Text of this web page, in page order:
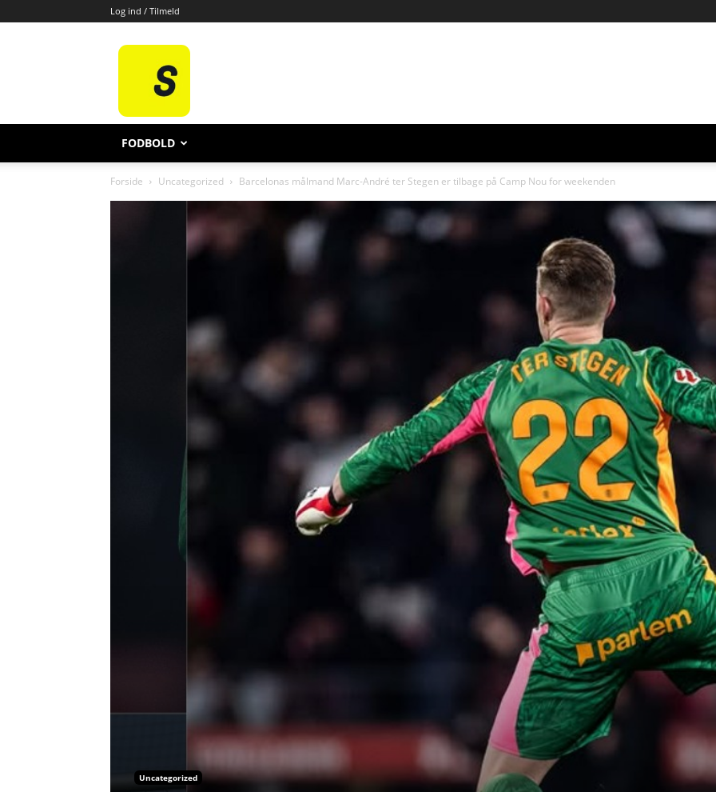
Log ind / Tilmeld
All
FODBOLD
Forside Uncategorized Barcelonas målmand Marc-André ter Stegen er tilbage på Camp Nou for weekenden
Uncategorized